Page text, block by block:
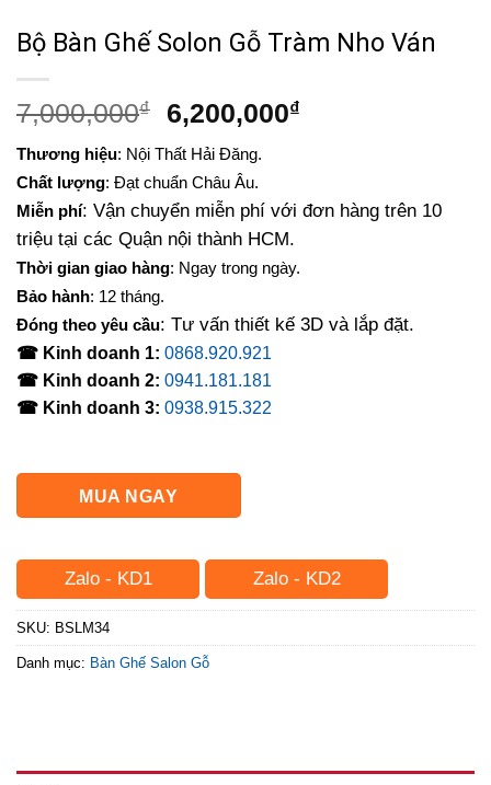
Bộ Bàn Ghế Solon Gỗ Tràm Nho Ván
7,000,000₫
Giá
gốc
là:
7,000,000₫.
6,200,000₫Giá
6,200,000₫.
Thương hiệu: Nội Thất Hải Đăng.
Chất lượng: Đạt chuẩn Châu Âu.
Miễn phí: Vận chuyển miễn phí với đơn hàng trên 10
triệu tại các Quận nội thành HCM.
Thời gian giao hàng: Ngay trong ngày.
Bảo hành: 12 tháng.
Đóng theo yêu cầu: Tư vấn thiết kế 3D và lắp đặt.
☎ Kinh doanh 1: 0868.920.921
☎ Kinh doanh 2: 0941.181.181
☎ Kinh doanh 3: 0938.915.322
MUA NGAY
Zalo - KD1 Zalo - KD2
SKU: BSLM34
Danh mục: Bàn Ghế Salon Gỗ